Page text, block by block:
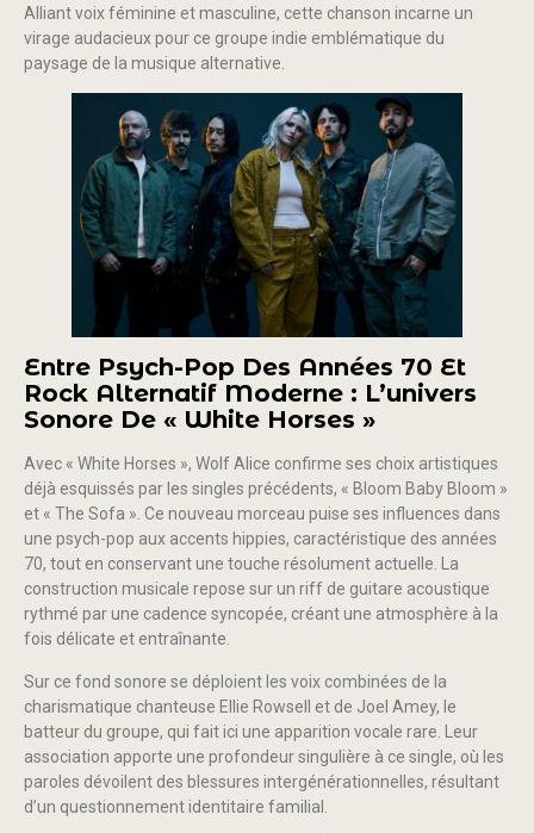
Alliant voix féminine et masculine, cette chanson incarne un
virage audacieux pour ce groupe indie emblématique du
paysage de la musique alternative.
Entre Psych-Pop Des Années 70 Et
Rock Alternatif Moderne : L’univers
Sonore De « White Horses »
Avec « White Horses », Wolf Alice confirme ses choix artistiques
déjà esquissés par les singles précédents, « Bloom Baby Bloom »
et « The Sofa ». Ce nouveau morceau puise ses influences dans
une psych-pop aux accents hippies, caractéristique des années
70, tout en conservant une touche résolument actuelle. La
construction musicale repose sur un riff de guitare acoustique
rythmé par une cadence syncopée, créant une atmosphère à la
fois délicate et entraînante.
Sur ce fond sonore se déploient les voix combinées de la
charismatique chanteuse Ellie Rowsell et de Joel Amey, le
batteur du groupe, qui fait ici une apparition vocale rare. Leur
association apporte une profondeur singulière à ce single, où les
paroles dévoilent des blessures intergénérationnelles, résultant
d’un questionnement identitaire familial.